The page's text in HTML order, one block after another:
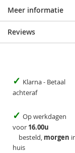
Meer informatie
Reviews
✓ Klarna - Betaal
achteraf
✓ Op werkdagen
voor 16.00u
besteld, morgen
huis